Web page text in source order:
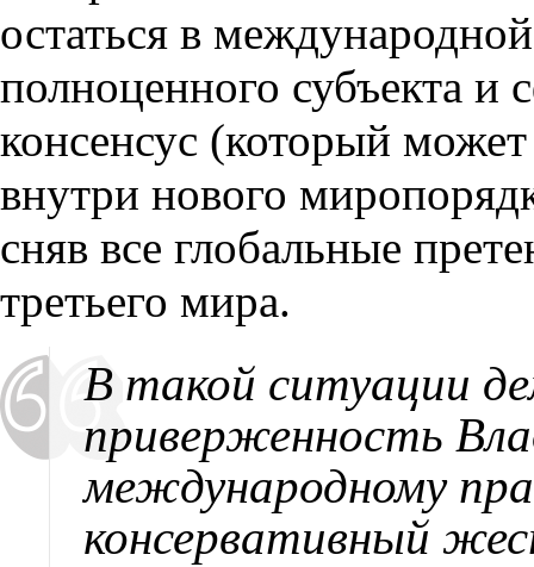
остаться в
полноценного субъекта и
консенсус (который
внутри нового
сняв все глобальные
третьего мира.
В такой ситуации
приверженность
международному
консервативный